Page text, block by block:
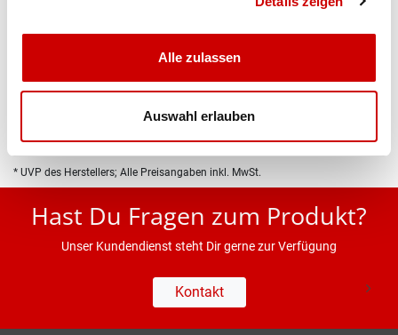
Alle zulassen
Auswahl erlauben
Produktbeschreibung
* UVP des Herstellers; Alle Preisangaben inkl. MwSt.
Hast Du Fragen zum Produkt?
Unser Kundendienst steht Dir gerne zur Verfügung
Kontakt